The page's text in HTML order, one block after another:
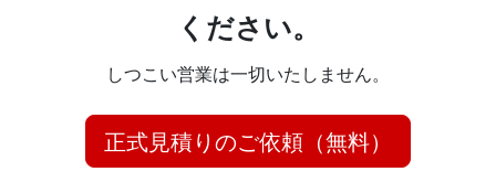
ください。
しつこい営業は一切いたしません。
正式見積りのご依頼（無料）